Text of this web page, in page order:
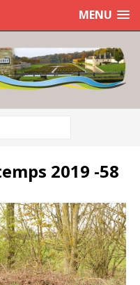
MENU
2019 -58